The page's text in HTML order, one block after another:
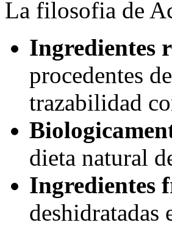
La filosofia de
Ingredientes
procedentes
trazabilidad
dieta natural
Ingredientes
deshidratadas